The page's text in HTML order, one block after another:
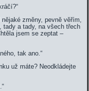
změny, pevně věřím,
tady a tady, na všech třech
jsem se zeptat –
tak ano.“
už máte? Neodkládejte